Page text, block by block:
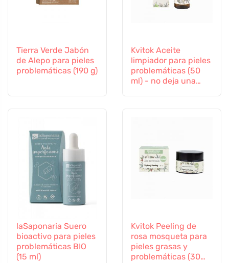
Tierra Verde Jabón
de Alepo para pieles
problemáticas (190 g)
Kvitok Aceite
limpiador para pieles
problemáticas (50
ml) - no deja una
laSaponaria Suero
bioactivo para pieles
problemáticas BIO
(15 ml)
Kvitok Peeling de
rosa mosqueta para
pieles grasas y
problemáticas (30